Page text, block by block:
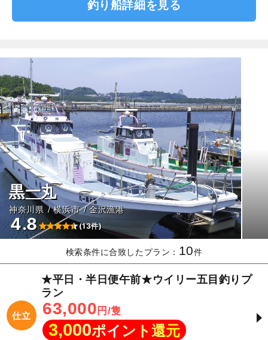
釣り船詳細を見る
黒一丸
神奈川県 横浜市 金沢漁港
4.8 (13件)
検索条件に合致したプラン： 10件
仕立
★平日・半日便午前★ウイリー五目釣りプ
ラン
63,000 円/隻
3,000ポイント還元